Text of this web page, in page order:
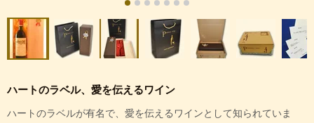
ハートのラベル、愛を伝えるワイン
ハートのラベルが有名で、愛を伝えるワインとして知られていま